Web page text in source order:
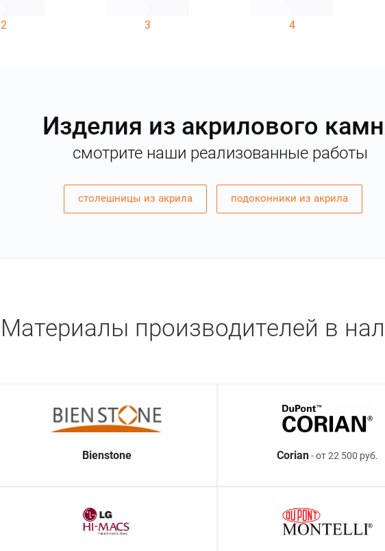
2 3 4
Изделия из акрилового
смотрите наши реализованные работы
столешницы из акрила подоконники из акрила
Материалы производителей в
Bienstone Corian- от 22 500 руб.